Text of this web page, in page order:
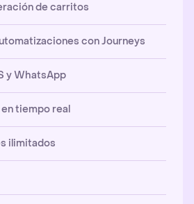
de carritos
con Journeys
y WhatsApp
tiempo real
ilimitados